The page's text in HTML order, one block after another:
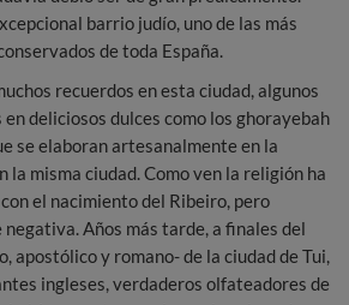
barrio judío, uno de las más
de toda España.
recuerdos en esta ciudad, algunos
deliciosos dulces como los ghorayebah
se elaboran artesanalmente en la
la misma ciudad. Como ven la religión ha
el nacimiento del Ribeiro, pero
Años más tarde, a finales del
apostólico y romano- de la ciudad de Tui,
ingleses, verdaderos olfateadores de